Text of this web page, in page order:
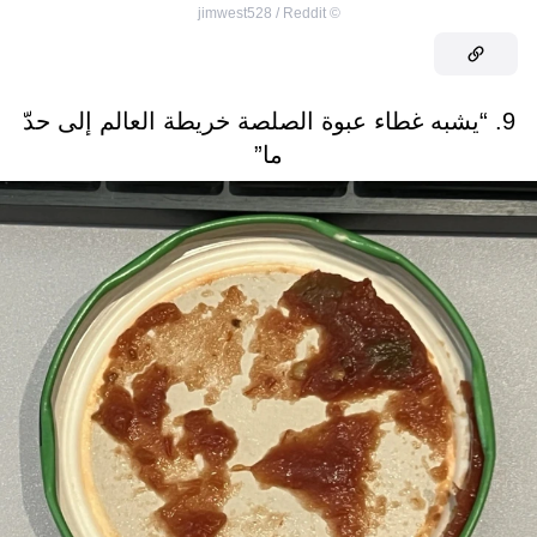
©
jimwest528 / Reddit
9. “يشبه غطاء عبوة الصلصة خريطة العالم إلى حدّ
ما”